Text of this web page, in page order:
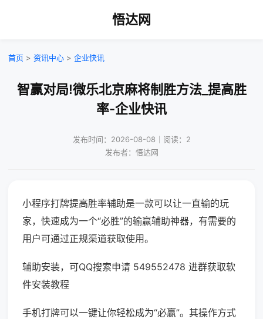
悟达网
首页 > 资讯中心 > 企业快讯
智赢对局!微乐北京麻将制胜方法_提高胜
率-企业快讯
发布时间：2026-08-08｜阅读：2
发布者：悟达网
小程序打牌提高胜率辅助是一款可以让一直输的玩
家，快速成为一个“必胜”的输赢辅助神器，有需要的
用户可通过正规渠道获取使用。
辅助安装，可QQ搜索申请 549552478 进群获取软
件安装教程
手机打牌可以一键让你轻松成为“必赢”。其操作方式